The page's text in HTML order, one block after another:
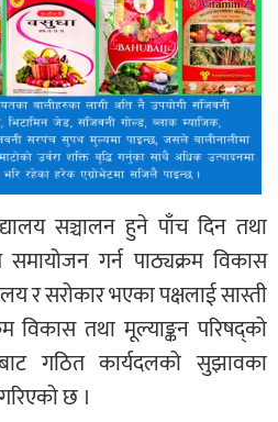
सञ्चालन हुने पाँच दिन तथा
गर्न पाठ्यक्रम विकास
र सरोकार भएका पक्षलाई सास्ती
विकास तथा मूल्याङ्कन परिषद्को
गठित कार्यदलको सुझावका
छ ।